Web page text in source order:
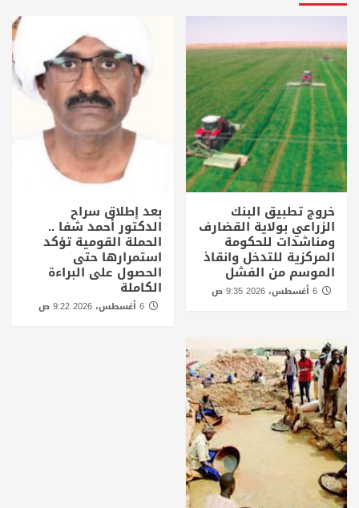
خروج تطبيق البنك
الزراعي بولاية القضارف
ومناشدات للحكومة
المركزية للتدخل وانقاذ
الموسم من الفشل
بعد إطلاق سراح
الدكتور أحمد شفا ..
الحملة القومية تؤكد
استمرارها حتى
الحصول على البراءة
الكاملة
6 أغسطس، 2026 9:22 ص